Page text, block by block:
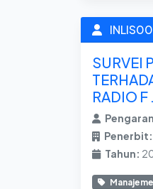
SURVEI
RADIO F
Penerbit:
Tahun: